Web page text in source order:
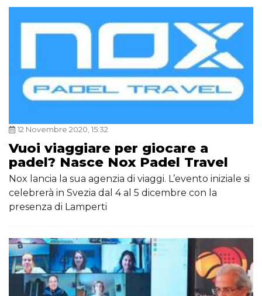
12 Novembre 2020, 15:32
Vuoi viaggiare per giocare a
padel? Nasce Nox Padel Travel
Nox lancia la sua agenzia di viaggi. L’evento iniziale si
celebrerà in Svezia dal 4 al 5 dicembre con la
presenza di Lamperti